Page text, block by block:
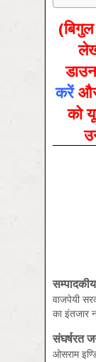
करेंऔर
को
सम्पादकीय
वाजपेयी
का इंतजार
संघर्षरत
ओसराम